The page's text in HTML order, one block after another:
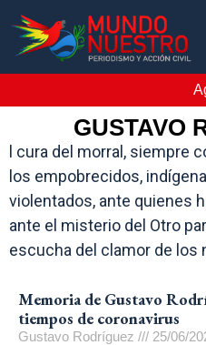
GUSTAVO
l cura del morral, siempre
los empobrecidos,
violentados, ante quienes
ante el misterio del Otro
escucha del clamor de los
Memoria de Gustavo
tiempos de coronavirus
Gustavo Rodríguez 25/06/